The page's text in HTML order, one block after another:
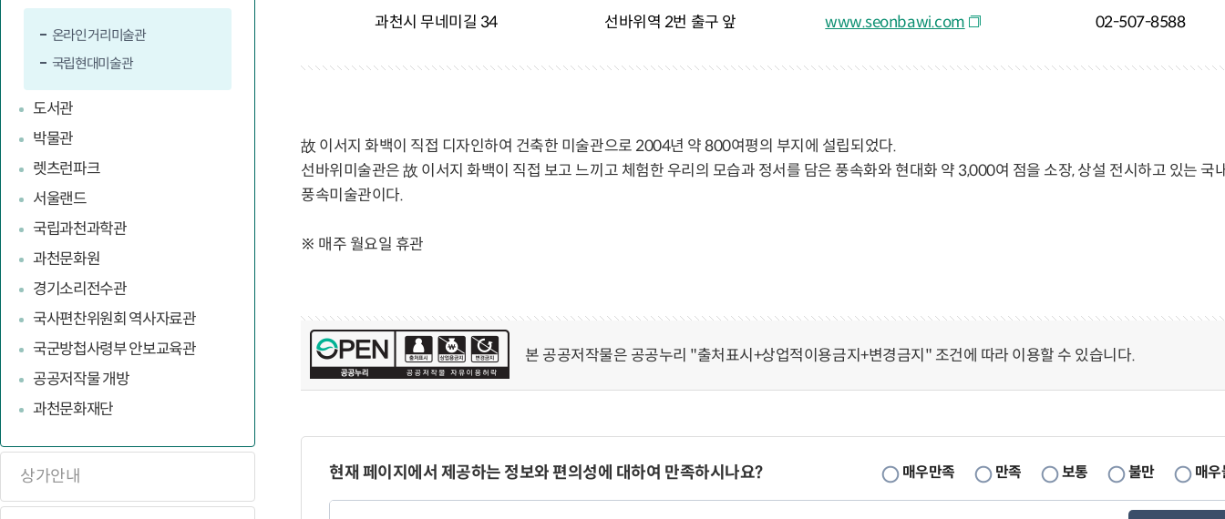
온라인 거리미술관
국립현대미술관
도서관
박물관
렛츠런파크
서울랜드
국립과천과학관
과천문화원
경기소리전수관
국사편찬위원회 역사자료관
국군방첩사령부 안보교육관
공공저작물 개방
과천문화재단
상가안내
과천시 무네미길 34 선바위역 2번 출구 앞 www.seonbawi.com 02-507-8588
故 이서지 화백이 직접 디자인하여 건축한 미술관으로 2004년 약 800여평의 부지에 설립되었다.
선바위미술관은 故 이서지 화백이 직접 보고 느끼고 체험한 우리의 모습과 정서를 담은 풍속화와 현대화 약 3,000여 점을 소장, 상설 전시하고 있는 국
풍속미술관이다.
※ 매주 월요일 휴관
본 공공저작물은 공공누리 "출처표시+상업적이용금지+변경금지" 조건에 따라 이용할 수 있습니다.
이
지
만
현재 페이지에서 제공하는 정보와 편의성에 대하여 만족하시나요? 매우만족 만족 보통 불만
매
페